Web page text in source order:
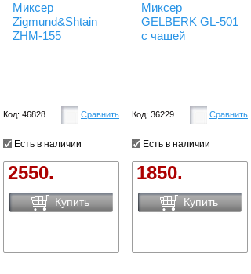
Миксер
Zigmund&Shtain
ZHM-155
Код: 46828 Сравнить
Есть в наличии
2550.
Купить
Миксер
GELBERK GL-501
c чашей
Код: 36229 Сравнить
Есть в наличии
1850.
Купить